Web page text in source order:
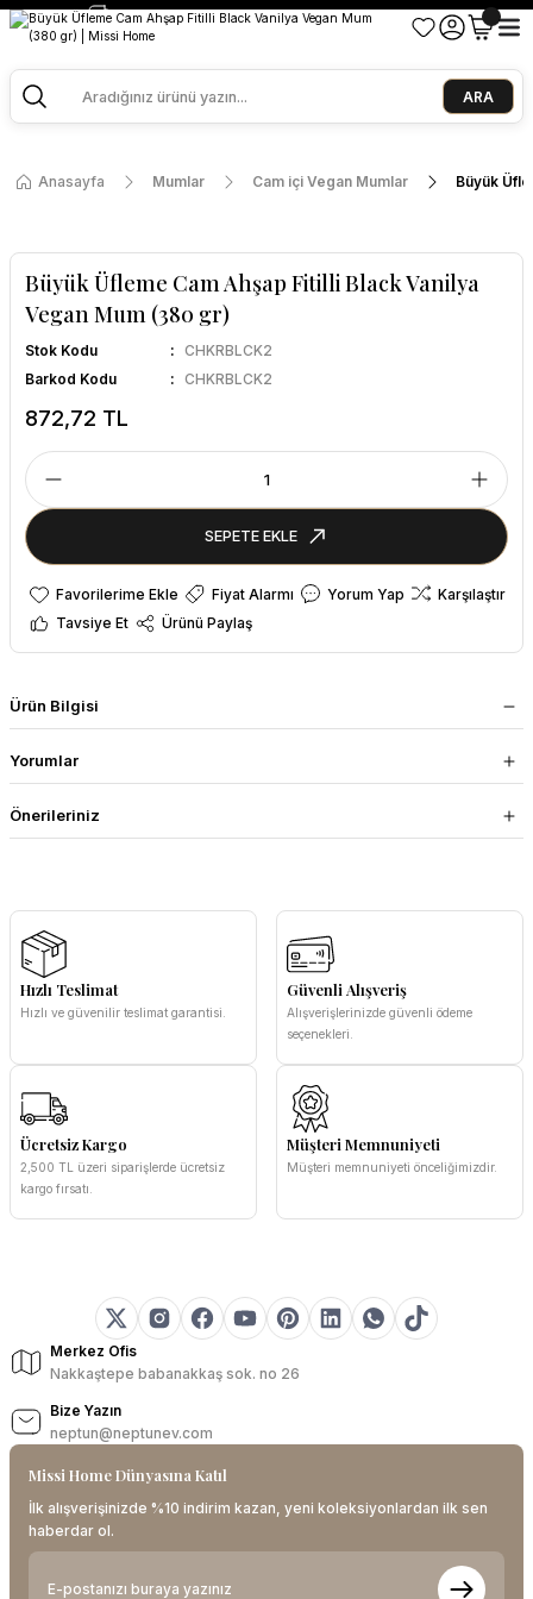
2500 TL ve Üzeri Alışverişlerde Kargo Bedava!
Missi Kokularda 3 Al 2 Öde
ARA
Anasayfa Mumlar Cam içi Vegan Mumlar Büyük
Büyük Üfleme Cam Ahşap Fitilli Black Vanilya
Vegan Mum (380 gr)
Stok Kodu
CHKRBLCK2
Barkod Kodu
CHKRBLCK2
872,72 TL
SEPETE EKLE
Fiyat Alarmı Yorum Yap
Karşılaştır
Tavsiye Et
Ürünü Paylaş
Ürün Bilgisi
Yorumlar
Önerileriniz
Hızlı Teslimat
Hızlı ve güvenilir teslimat garantisi.
Güvenli Alışveriş
Alışverişlerinizde güvenli ödeme
seçenekleri.
Ücretsiz Kargo
2,500 TL üzeri siparişlerde ücretsiz
kargo fırsatı.
Müşteri Memnuniyeti
Müşteri memnuniyeti önceliğimizdir.
Merkez Ofis
Nakkaştepe babanakkaş sok. no 26
Bize Yazın
neptun@neptunev.com
Missi Home Dünyasına Katıl
İlk alışverişinizde %10 indirim kazan, yeni koleksiyonlardan ilk sen
haberdar ol.